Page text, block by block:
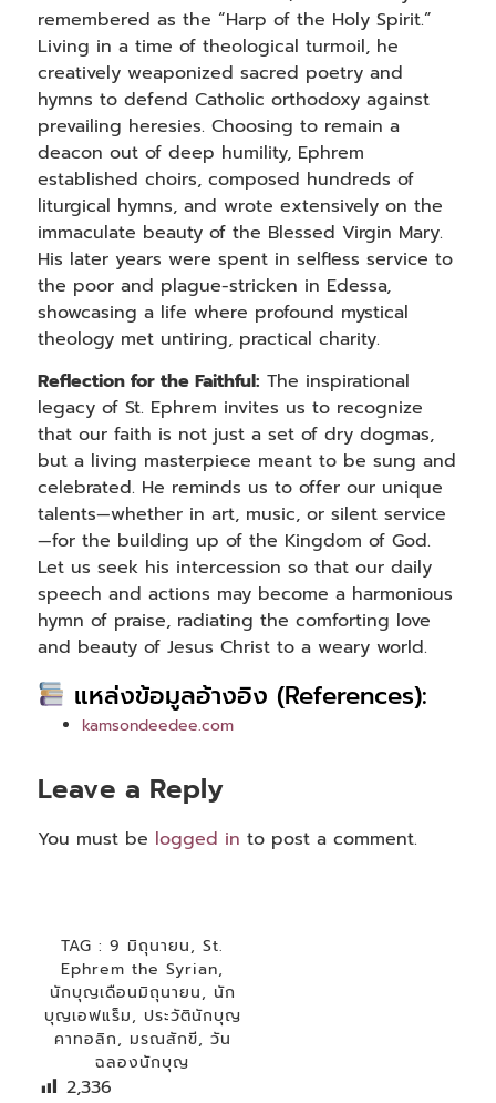
remembered as the “Harp of the Holy Spirit.”
Living in a time of theological turmoil, he
creatively weaponized sacred poetry and
hymns to defend Catholic orthodoxy against
prevailing heresies. Choosing to remain a
deacon out of deep humility, Ephrem
established choirs, composed hundreds of
liturgical hymns, and wrote extensively on the
immaculate beauty of the Blessed Virgin Mary.
His later years were spent in selfless service to
the poor and plague-stricken in Edessa,
showcasing a life where profound mystical
theology met untiring, practical charity.
Reflection for the Faithful: The inspirational
legacy of St. Ephrem invites us to recognize
that our faith is not just a set of dry dogmas,
but a living masterpiece meant to be sung and
celebrated. He reminds us to offer our unique
talents—whether in art, music, or silent service
—for the building up of the Kingdom of God.
Let us seek his intercession so that our daily
speech and actions may become a harmonious
hymn of praise, radiating the comforting love
and beauty of Jesus Christ to a weary world.
แหล่งข้อมูลอ้างอิง (References):
kamsondeedee.com
Leave a Reply
You must be logged in to post a comment.
TAG :9 มิถุนายน,St.
Ephrem the Syrian,
นักบุญเดือนมิถุนายน, นัก
บุญเอฟแร็ม, ประวัตินักบุญ
คาทอลิก, มรณสักขี, วัน
ฉลองนักบุญ
2,336